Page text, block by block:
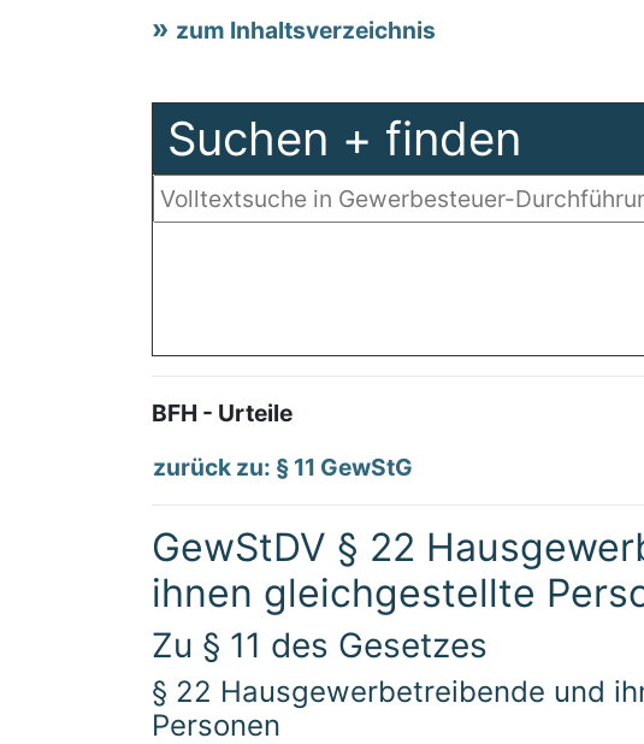
zum Inhaltsverzeichnis
Suchen + finden
BFH - Urteile
zurück zu: § 11 GewStG
GewStDV § 22
ihnen gleichgestellte
Zu § 11 des Gesetzes
§ 22 Hausgewerbetreibende und
Personen